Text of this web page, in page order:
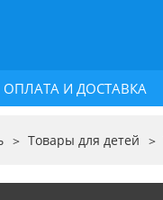
ОПЛАТА И ДОСТАВКА
Товары для детей